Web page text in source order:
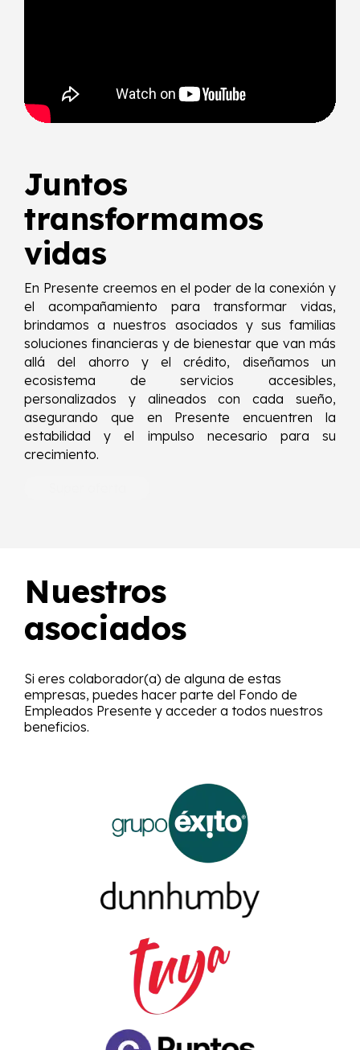
Juntos
transformamos
vidas
En Presente creemos en el poder de la conexión y
el acompañamiento para transformar vidas,
brindamos a nuestros asociados y sus familias
soluciones financieras y de bienestar que van más
allá del ahorro y el crédito, diseñamos un
ecosistema de servicios accesibles,
personalizados y alineados con cada sueño,
asegurando que en Presente encuentren la
estabilidad y el impulso necesario para su
crecimiento.
Nuestros
asociados
Si eres colaborador(a) de alguna de estas
empresas, puedes hacer parte del Fondo de
Empleados Presente y acceder a todos nuestros
beneficios.